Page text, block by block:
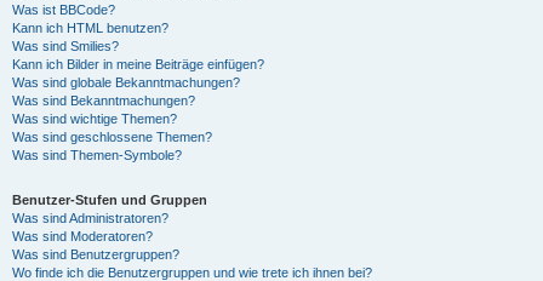
Was ist BBCode?
Kann ich HTML benutzen?
Was sind Smilies?
Kann ich Bilder in meine Beiträge einfügen?
Was sind globale Bekanntmachungen?
Was sind Bekanntmachungen?
Was sind wichtige Themen?
Was sind geschlossene Themen?
Was sind Themen-Symbole?
Benutzer-Stufen und Gruppen
Was sind Administratoren?
Was sind Moderatoren?
Was sind Benutzergruppen?
Wo finde ich die Benutzergruppen und wie trete ich ihnen bei?